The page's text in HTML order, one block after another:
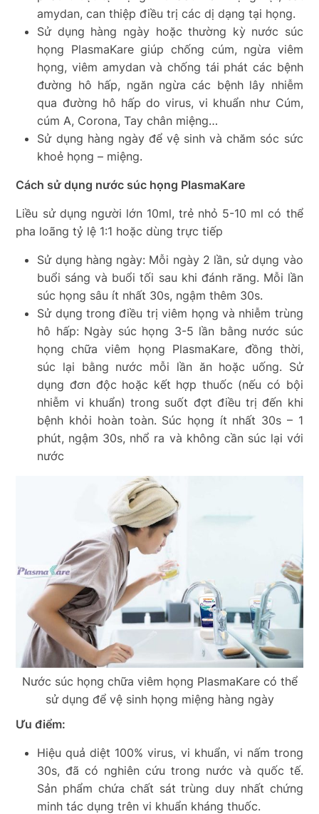
amydan, can thiệp điều trị các dị dạng tại họng.
Sử dụng hàng ngày hoặc thường kỳ nước súc
họng PlasmaKare giúp chống cúm, ngừa viêm
họng, viêm amydan và chống tái phát các bệnh
đường hô hấp, ngăn ngừa các bệnh lây nhiễm
qua đường hô hấp do virus, vi khuẩn như Cúm,
cúm A, Corona, Tay chân miệng…
Sử dụng hàng ngày để vệ sinh và chăm sóc sức
khoẻ họng – miệng.
Cách sử dụng nước súc họng PlasmaKare
Liều sử dụng người lớn 10ml, trẻ nhỏ 5-10 ml có thể
pha loãng tỷ lệ 1:1 hoặc dùng trực tiếp
Sử dụng hàng ngày: Mỗi ngày 2 lần, sử dụng vào
buổi sáng và buổi tối sau khi đánh răng. Mỗi lần
súc họng sâu ít nhất 30s, ngậm thêm 30s.
Sử dụng trong điều trị viêm họng và nhiễm trùng
hô hấp: Ngày súc họng 3-5 lần bằng nước súc
họng chữa viêm họng PlasmaKare, đồng thời,
súc lại bằng nước mỗi lần ăn hoặc uống. Sử
dụng đơn độc hoặc kết hợp thuốc (nếu có bội
nhiễm vi khuẩn) trong suốt đợt điều trị đến khi
bệnh khỏi hoàn toàn. Súc họng ít nhất 30s – 1
phút, ngậm 30s, nhổ ra và không cần súc lại với
nước
Nước súc họng chữa viêm họng PlasmaKare có thể
sử dụng để vệ sinh họng miệng hàng ngày
Ưu điểm:
Hiệu quả diệt 100% virus, vi khuẩn, vi nấm trong
30s, đã có nghiên cứu trong nước và quốc tế.
Sản phẩm chứa chất sát trùng duy nhất chứng
minh tác dụng trên vi khuẩn kháng thuốc.